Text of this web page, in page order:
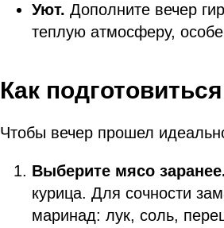
Уют. Дополните вечер
теплую атмосферу,
Как
Чтобы вечер прошел
Выберите мясо
курица. Для сочности
маринад: лук, соль,